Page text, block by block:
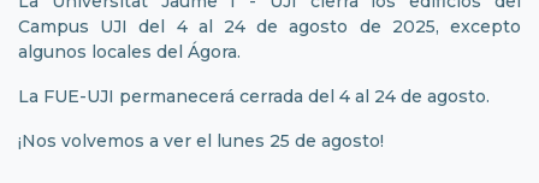
Campus UJI del 4 al 24 de agosto de 2025, excepto
algunos locales del Ágora.
La FUE-UJI permanecerá cerrada del 4 al 24 de agosto.
¡Nos volvemos a ver el lunes 25 de agosto!